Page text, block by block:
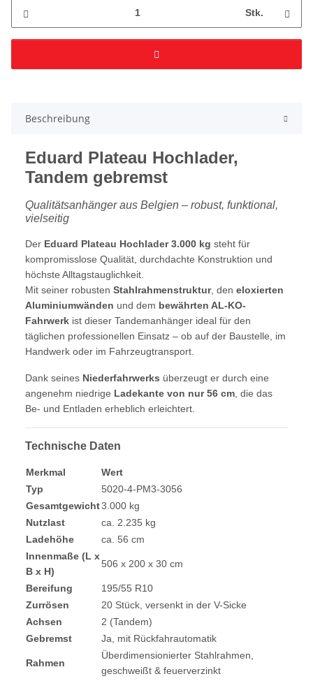
Stk.
Beschreibung
Eduard Plateau Hochlader,
Tandem gebremst
Qualitätsanhänger aus Belgien – robust, funktional,
vielseitig
Der Eduard Plateau Hochlader 3.000 kg steht für
kompromisslose Qualität, durchdachte Konstruktion und
höchste Alltagstauglichkeit.
Mit seiner robusten Stahlrahmenstruktur, den eloxierten
Aluminiumwänden und dem bewährten AL-KO-
Fahrwerk ist dieser Tandemanhänger ideal für den
täglichen professionellen Einsatz – ob auf der Baustelle, im
Handwerk oder im Fahrzeugtransport.
Dank seines Niederfahrwerks überzeugt er durch eine
angenehm niedrige Ladekante von nur 56 cm , die das
Be- und Entladen erheblich erleichtert.
Technische Daten
Merkmal
Wert
Typ
5020-4-PM3-3056
Gesamtgewicht3.000 kg
Nutzlast
ca. 2.235 kg
Ladehöhe
ca. 56 cm
Innenmaße (L x
B x H)
506 x 200 x 30 cm
Bereifung
195/55 R10
Zurrösen
20 Stück, versenkt in der V-Sicke
Achsen
2 (Tandem)
Gebremst
Ja, mit Rückfahrautomatik
Rahmen
Überdimensionierter Stahlrahmen,
geschweißt & feuerverzinkt